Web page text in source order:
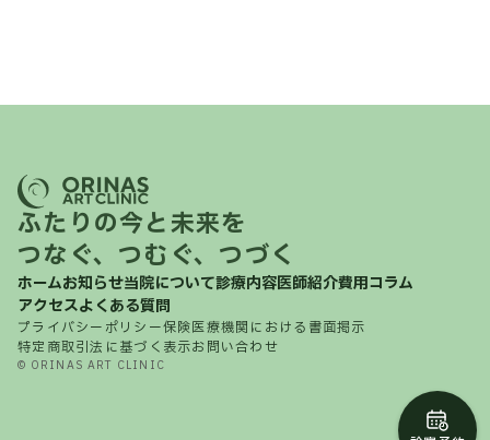
ふたりの今と未来を
つなぐ、つむぐ、つづく
ホームお知らせ当院について診療内容医師紹介費用コラム
アクセスよくある質問
プライバシーポリシー保険医療機関における書面掲示
特定商取引法に基づく表示お問い合わせ
© ORINAS ART CLINIC